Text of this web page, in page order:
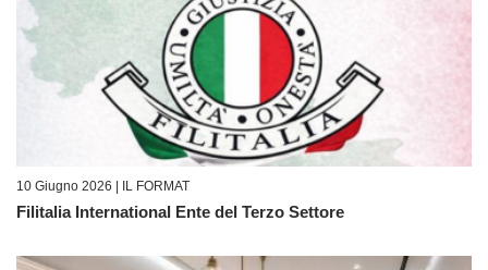
10 Giugno 2026 | IL FORMAT
Filitalia International Ente del Terzo Settore